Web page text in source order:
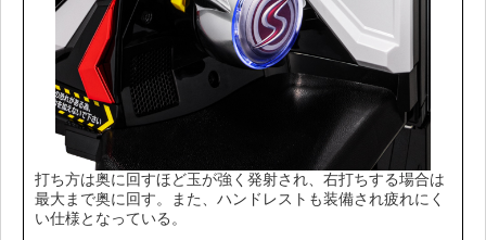
打ち方は奥に回すほど玉が強く発射され、右打ちする場合は
最大まで奥に回す。また、ハンドレストも装備され疲れにく
い仕様となっている。